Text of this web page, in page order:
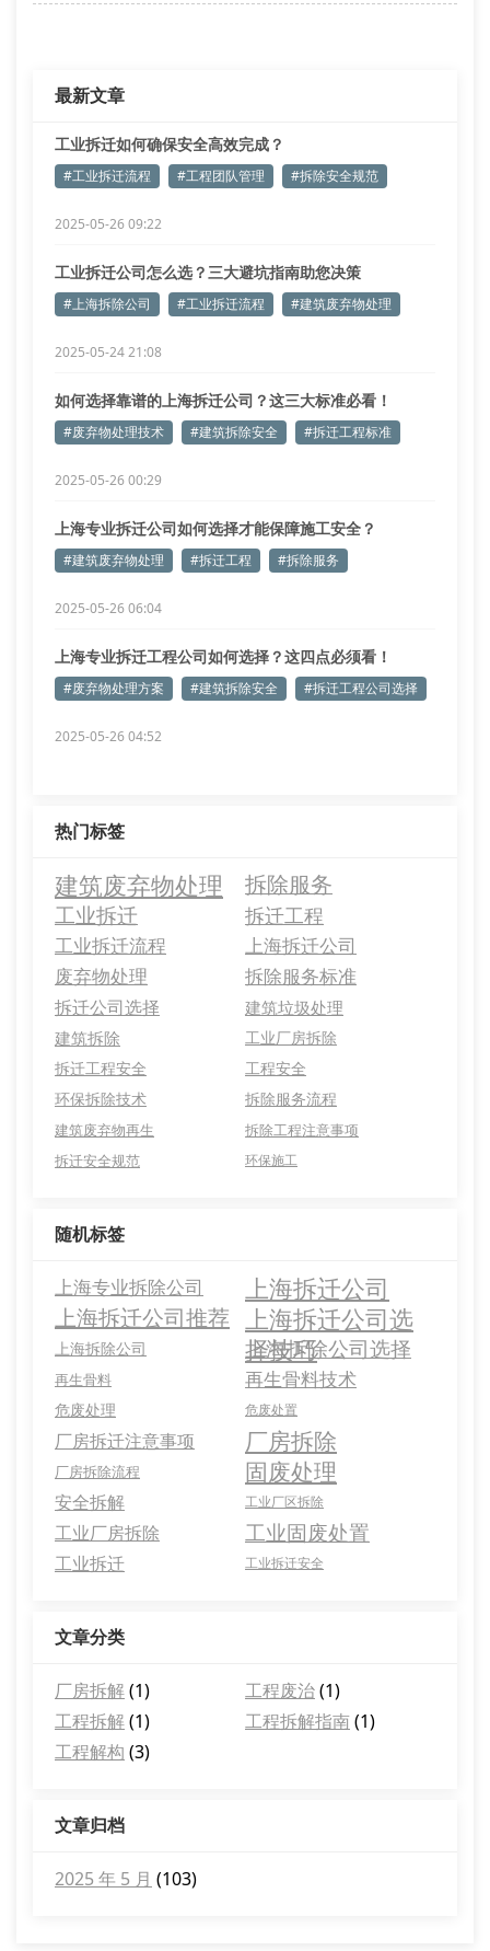
压防护舱，配合气相色
最新文章
工业拆迁如何确保安全高效完成？
#工业拆迁流程 #工程团队管理 #拆除安全规范
2025-05-26 09:22
工业拆迁公司怎么选？三大避坑指南助您决策
#上海拆除公司 #工业拆迁流程 #建筑废弃物处理
2025-05-24 21:08
如何选择靠谱的上海拆迁公司？这三大标准必看！
#废弃物处理技术 #建筑拆除安全 #拆迁工程标准
2025-05-26 00:29
上海专业拆迁公司如何选择才能保障施工安全？
#建筑废弃物处理 #拆迁工程 #拆除服务
2025-05-26 06:04
上海专业拆迁工程公司如何选择？这四点必须看！
#废弃物处理方案 #建筑拆除安全 #拆迁工程公司选择
2025-05-26 04:52
热门标签
建筑废弃物处理 拆除服务
工业拆迁 拆迁工程
工业拆迁流程
上海拆迁公司
废弃物处理
拆除服务标准
拆迁公司选择
建筑垃圾处理
建筑拆除
工业厂房拆除
拆迁工程安全
工程安全
环保拆除技术
拆除服务流程
建筑废弃物再生
拆除工程注意事项
拆迁安全规范
环保施工
随机标签
上海专业拆除公司 上海拆迁公司
上海拆迁公司推荐 上海拆迁公司选
择技巧
上海拆除公司 上海拆除公司选择
再生骨料 再生骨料技术
危废处理 危废处置
厂房拆迁注意事项 厂房拆除
厂房拆除流程 固废处理
安全拆解 工业厂区拆除
工业厂房拆除 工业固废处置
工业拆迁 工业拆迁安全
文章分类
厂房拆解(1) 工程废治(1)
工程拆解(1) 工程拆解指南(1)
工程解构 (3)
文章归档
2025 年 5 月 (103)